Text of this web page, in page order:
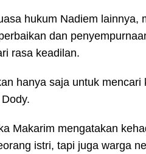
hukum Nadiem lainnya,
dan
rasa keadilan.
hanya saja untuk
Makarim mengatakan
istri, tapi juga warga